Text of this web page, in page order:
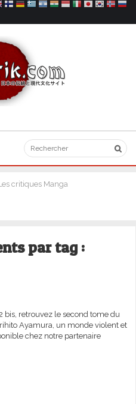
critiques Manga
par tag :
bis, retrouvez le second tome du
Ayamura, un monde violent et
chez notre partenaire